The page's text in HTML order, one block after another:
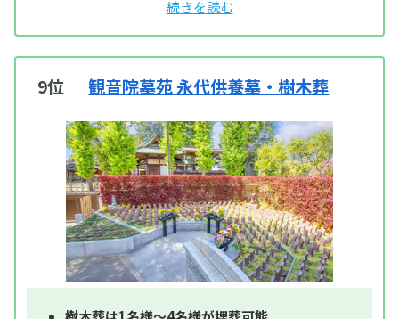
9位 観音院墓苑 永代供養墓・樹木葬